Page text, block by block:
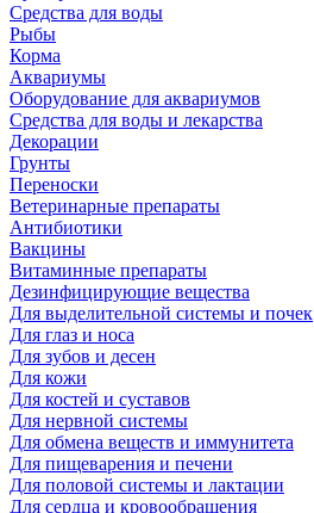
Средства для воды
Рыбы
Корма
Аквариумы
Оборудование для аквариумов
Средства для воды и лекарства
Декорации
Грунты
Переноски
Ветеринарные препараты
Антибиотики
Вакцины
Витаминные препараты
Дезинфицирующие вещества
Для выделительной системы и почек
Для глаз и носа
Для зубов и десен
Для кожи
Для костей и суставов
Для нервной системы
Для обмена веществ и иммунитета
Для пищеварения и печени
Для половой системы и лактации
Для сердца и кровообращения